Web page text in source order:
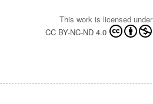
This work is licensed under
CC BY-NC-ND 4.0